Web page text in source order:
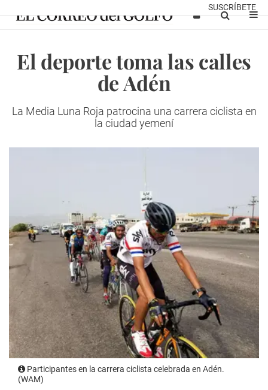
SUSCRÍBETE
El deporte toma las calles
de Adén
La Media Luna Roja patrocina una carrera ciclista en
la ciudad yemení
Participantes en la carrera ciclista celebrada en Adén.
(WAM)